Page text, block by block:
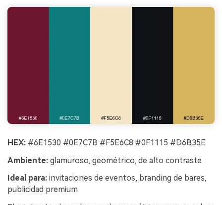
HEX: #6E1530 #0E7C7B #F5E6C8 #0F1115 #D6B35E
Ambiente: glamuroso, geométrico, de alto contraste
Ideal para: invitaciones de eventos, branding de bares,
publicidad premium